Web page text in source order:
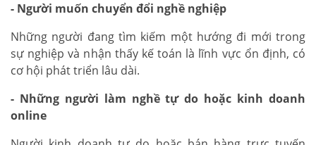
- Người muốn chuyển đổi nghề nghiệp
Những người đang tìm kiếm một hướng đi mới trong
sự nghiệp và nhận thấy kế toán là lĩnh vực ổn định, có
cơ hội phát triển lâu dài.
- Những người làm nghề tự do hoặc kinh doanh
online